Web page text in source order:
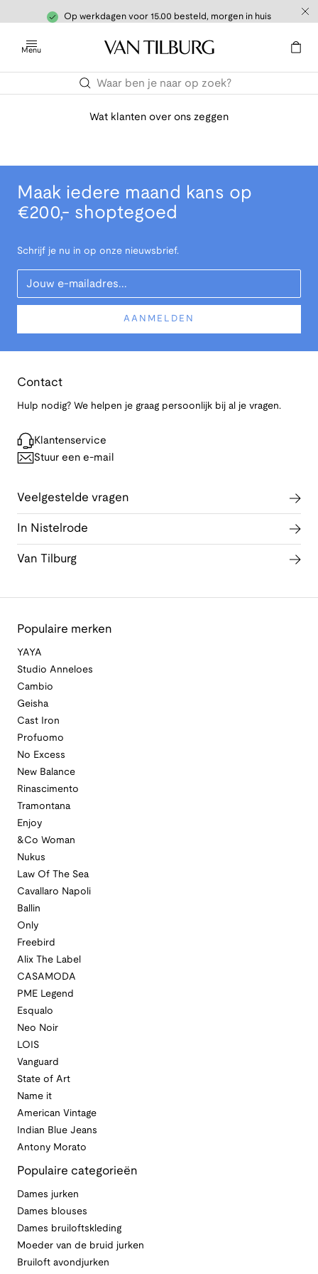
Op werkdagen voor 15.00 besteld, morgen in huis
Menu
Wat klanten over ons zeggen
Maak iedere maand kans op
€200,- shoptegoed
Schrijf je nu in op onze nieuwsbrief.
Your Email
AANMELDEN
Contact
Hulp nodig? We helpen je graag persoonlijk bij al je vragen.
Klantenservice
Stuur een e-mail
Veelgestelde vragen
In Nistelrode
Van Tilburg
Populaire merken
YAYA
Studio Anneloes
Cambio
Geisha
Cast Iron
Profuomo
No Excess
New Balance
Rinascimento
Tramontana
Enjoy
&Co Woman
Nukus
Law Of The Sea
Cavallaro Napoli
Ballin
Only
Freebird
Alix The Label
CASAMODA
PME Legend
Esqualo
Neo Noir
LOIS
Vanguard
State of Art
Name it
American Vintage
Indian Blue Jeans
Antony Morato
Populaire categorieën
Dames jurken
Dames blouses
Dames bruiloftskleding
Moeder van de bruid jurken
Bruiloft avondjurken